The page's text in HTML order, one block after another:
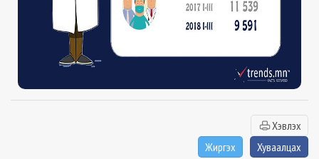
Хэвлэх
Жиргэх
Хуваалцах